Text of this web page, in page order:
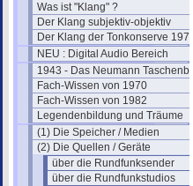
Was ist "Klang" ?
Der Klang subjektiv-objektiv
Der Klang der Tonkonserve 1979
NEU : Digital Audio Bereich
1943 - Das Neumann
Fach-Wissen von 1970
Fach-Wissen von 1982
Legendenbildung und Träume
(1) Die Speicher / Medien
(2) Die Quellen / Geräte
über die Rundfunksender
über die Rundfunkstudios